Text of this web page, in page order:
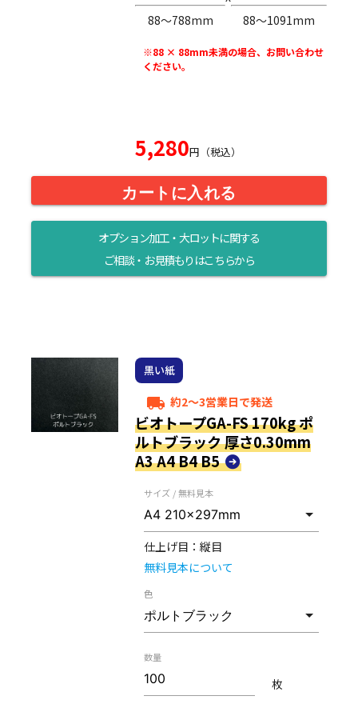
88〜788mm
88〜1091mm
※88 × 88mm未満の場合、お問い合わせ
ください。
5,280円（税込）
カートに入れる
オプション加工・大ロットに関する
ご相談・お見積もりはこちらから
黒い紙
local_shipping 約2～3営業日で発送
ビオトープGA-FS 170kg ポ
ルトブラック 厚さ0.30mm
A3 A4 B4 B5
サイズ / 無料見本
仕上げ目： 縦目
無料見本について
色
数量
枚